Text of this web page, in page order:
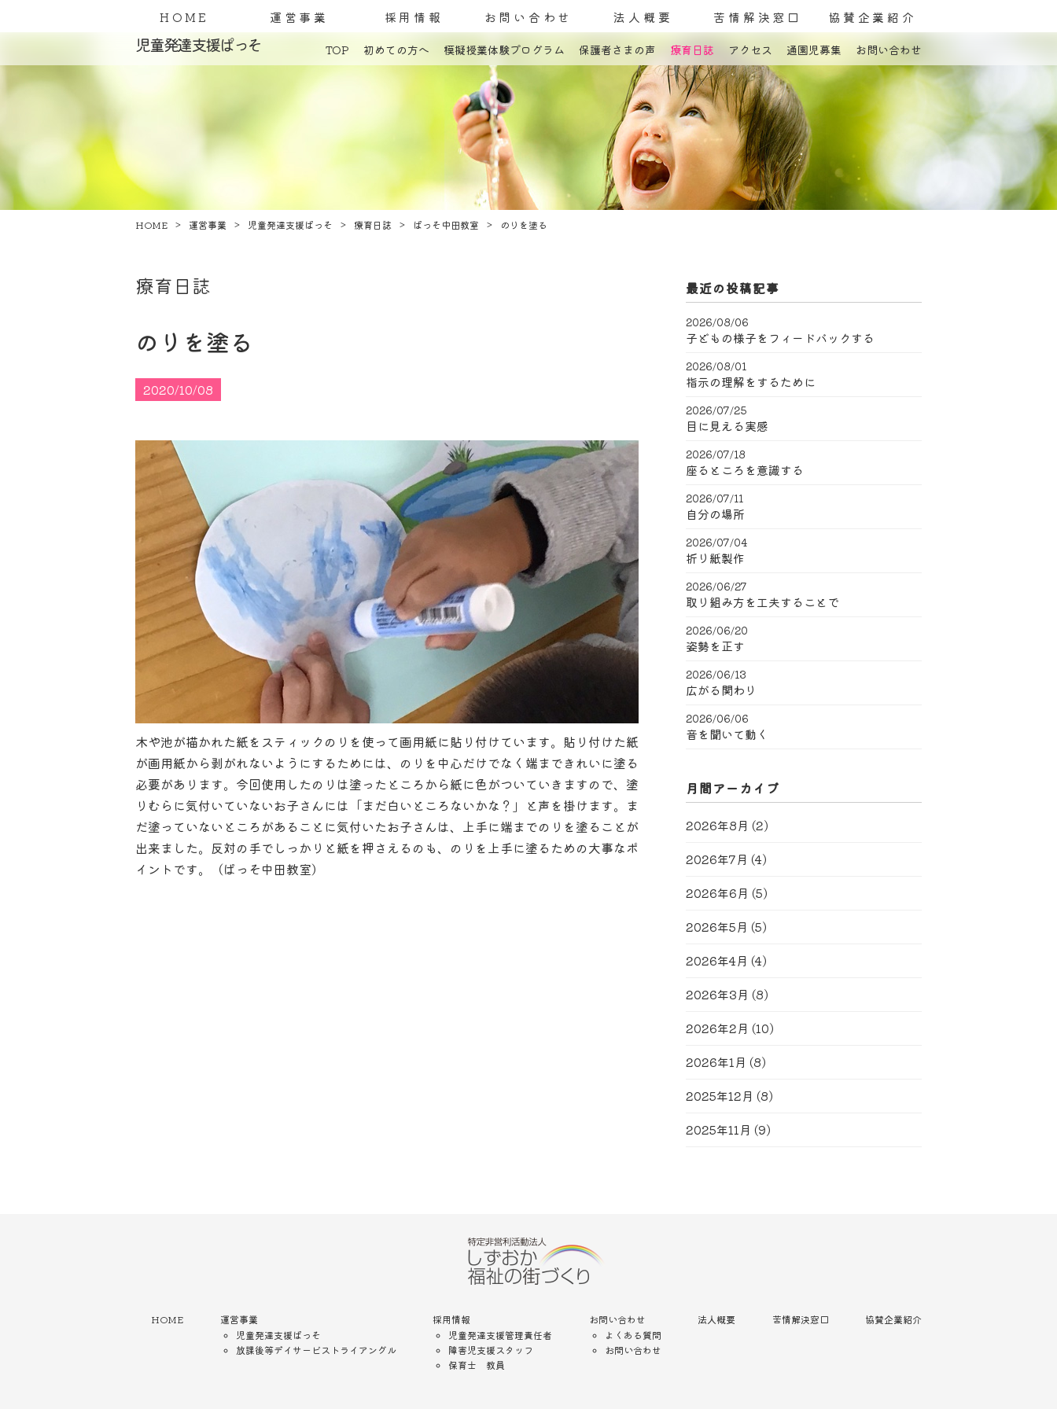
HOME 運営事業 採用情報 お問い合わせ 法人概要 苦情解決窓口 協賛企業紹介
児童発達支援ぱっそ TOP 初めての方へ 模擬授業体験プログラム 保護者さまの声 療育日誌 アクセス 通園児募集 お問い合わせ
よくある質問
お問い合わせ
HOME 運営事業 児童発達支援ぱっそ 療育日誌 ぱっそ中田教室 のりを塗る
療育日誌
のりを塗る
2020/10/08
木や池が描かれた紙をスティックのりを使って画用紙に貼り付けています。貼り付けた紙
が画用紙から剥がれないようにするためには、のりを中心だけでなく端まできれいに塗る
必要があります。今回使用したのりは塗ったところから紙に色がついていきますので、塗
りむらに気付いていないお子さんには「まだ白いところないかな？」と声を掛けます。ま
だ塗っていないところがあることに気付いたお子さんは、上手に端までのりを塗ることが
出来ました。反対の手でしっかりと紙を押さえるのも、のりを上手に塗るための大事なポ
イントです。（ぱっそ中田教室）
最近の投稿記事
2026/08/06
子どもの様子をフィードバックする
2026/08/01
指示の理解をするために
2026/07/25
目に見える実感
2026/07/18
座るところを意識する
2026/07/11
自分の場所
2026/07/04
折り紙製作
2026/06/27
取り組み方を工夫することで
2026/06/20
姿勢を正す
2026/06/13
広がる関わり
2026/06/06
音を聞いて動く
月間アーカイブ
2026年8月 (2)
2026年7月 (4)
2026年6月 (5)
2026年5月 (5)
2026年4月 (4)
2026年3月 (8)
2026年2月 (10)
2026年1月 (8)
2025年12月 (8)
2025年11月 (9)
HOME
運営事業
児童発達支援ぱっそ
放課後等デイサービストライアングル
採用情報
児童発達支援管理責任者
障害児支援スタッフ
保育士 教員
お問い合わせ
よくある質問
お問い合わせ
法人概要 苦情解決窓口 協賛企業紹介